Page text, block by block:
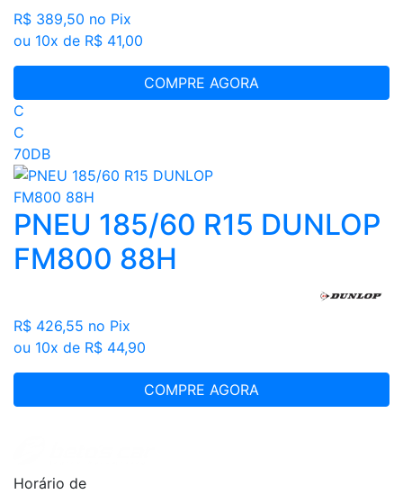
R$ 389,50 no Pix
ou 10x de R$ 41,00
COMPRE AGORA
C
C
70DB
PNEU 185/60 R15 DUNLOP
FM800 88H
R$ 426,55 no Pix
ou 10x de R$ 44,90
COMPRE AGORA
Horário de